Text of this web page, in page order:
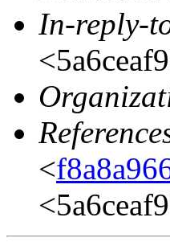
In-reply-
<